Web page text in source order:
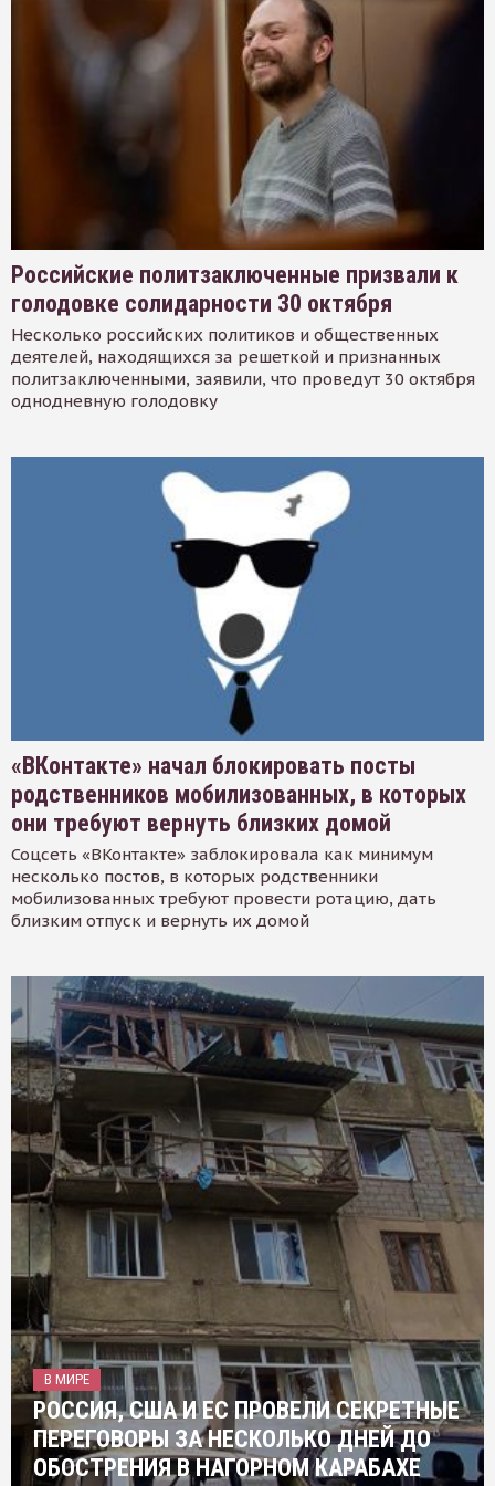
Российские политзаключенные призвали к
голодовке солидарности 30 октября
Несколько российских политиков и общественных
деятелей, находящихся за решеткой и признанных
политзаключенными, заявили, что проведут 30 октября
однодневную голодовку
«ВКонтакте» начал блокировать посты
родственников мобилизованных, в которых
они требуют вернуть близких домой
Соцсеть «ВКонтакте» заблокировала как минимум
несколько постов, в которых родственники
мобилизованных требуют провести ротацию, дать
близким отпуск и вернуть их домой
В МИРЕ
РОССИЯ, США И ЕС ПРОВЕЛИ СЕКРЕТНЫЕ
ПЕРЕГОВОРЫ ЗА НЕСКОЛЬКО ДНЕЙ ДО
ОБОСТРЕНИЯ В НАГОРНОМ КАРАБАХЕ